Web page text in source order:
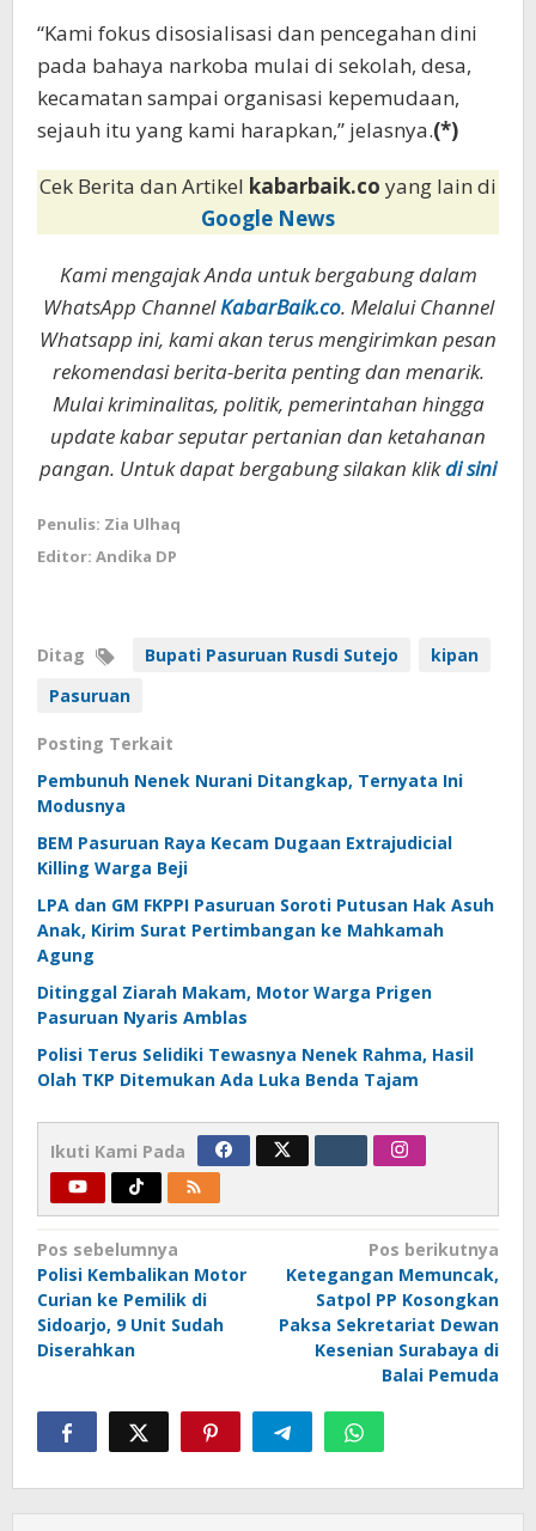
“Kami fokus disosialisasi dan pencegahan dini
pada bahaya narkoba mulai di sekolah, desa,
kecamatan sampai organisasi kepemudaan,
sejauh itu yang kami harapkan,” jelasnya.(*)
Cek Berita dan Artikel kabarbaik.co yang lain di
Google News
Kami mengajak Anda untuk bergabung dalam
WhatsApp ChannelKabarBaik.co. Melalui Channel
Whatsapp ini, kami akan terus mengirimkan pesan
rekomendasi berita-berita penting dan menarik.
Mulai kriminalitas, politik, pemerintahan hingga
update kabar seputar pertanian dan ketahanan
pangan. Untuk dapat bergabung silakan klikdi sini
Penulis: Zia Ulhaq
Editor: Andika DP
Ditag Bupati Pasuruan Rusdi Sutejo
kipan
Pasuruan
Posting Terkait
Pembunuh Nenek Nurani Ditangkap, Ternyata Ini
Modusnya
BEM Pasuruan Raya Kecam Dugaan Extrajudicial
Killing Warga Beji
LPA dan GM FKPPI Pasuruan Soroti Putusan Hak Asuh
Anak, Kirim Surat Pertimbangan ke Mahkamah
Agung
Ditinggal Ziarah Makam, Motor Warga Prigen
Pasuruan Nyaris Amblas
Polisi Terus Selidiki Tewasnya Nenek Rahma, Hasil
Olah TKP Ditemukan Ada Luka Benda Tajam
Ikuti Kami Pada
Navigasi
pos
Pos sebelumnya
Polisi Kembalikan Motor
Curian ke Pemilik di
Sidoarjo, 9 Unit Sudah
Diserahkan
Pos berikutnya
Ketegangan Memuncak,
Satpol PP Kosongkan
Paksa Sekretariat Dewan
Kesenian Surabaya di
Balai Pemuda